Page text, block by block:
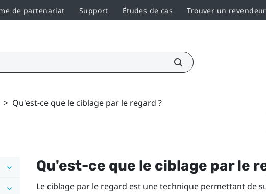
de partenariat Support Études de cas Trouver un revendeur
> Qu'est-ce que le ciblage par le regard ?
Qu'est-ce que le ciblage par le
Le ciblage par le regard est une technique permettant de